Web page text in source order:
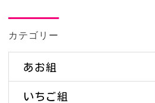
カテゴリー
あお組
いちご組